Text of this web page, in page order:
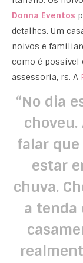
Donna Eventos
detalhes. Um
noivos e
como é possível
assessoria, rs. A
“No dia
falar
estar
chuva.
a tenda